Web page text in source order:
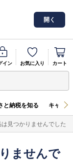
開く
イン お気に入り カート
と納税を知る キャン
見つかりませんでした
ませんで